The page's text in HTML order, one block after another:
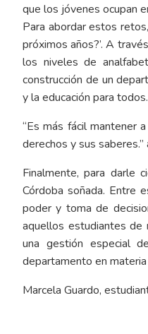
que los jóvenes ocupan
Para abordar estos
próximos años?’. A
los niveles de
construcción de un
y la educación para todos.
“Es más fácil mantener
derechos y sus
Finalmente, para darle
Córdoba soñada. Entre
poder y toma de
aquellos estudiantes de
una gestión especial
departamento en
Marcela Guardo,